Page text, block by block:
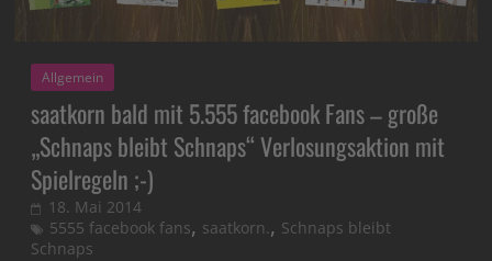
Allgemein
saatkorn bald mit 5.555 facebook Fans – große
„Schnaps bleibt Schnaps“ Verlosungsaktion mit
Spielregeln ;-)
18. Mai 2014
5555 facebook fans, saatkorn., Schnaps bleibt
Schnaps